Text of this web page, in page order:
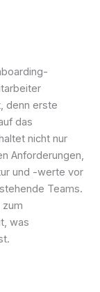
denn erste
das
nicht nur
Anforderungen,
und -werte vor
Teams.
zum
was